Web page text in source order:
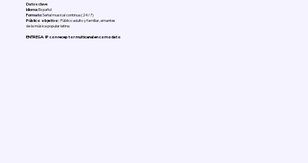
Datos clave
Idioma:Español
Formato:Señal musical continua (24/7)
Público objetivo: Público adulto y familiar, amantes
de la música popular latina
ENTREGA: IP con receptor multicanal en comodato